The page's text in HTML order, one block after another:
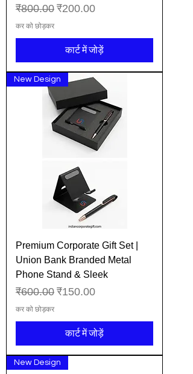
नियमित मूल्य
₹800.00 बिक्री मूल्य
₹200.00
कर को छोड़कर
कार्ट में जोड़ें
New Design
Premium Corporate Gift Set |
Union Bank Branded Metal
Phone Stand & Sleek
नियमित मूल्य
₹600.00 बिक्री मूल्य
₹150.00
कर को छोड़कर
कार्ट में जोड़ें
New Design